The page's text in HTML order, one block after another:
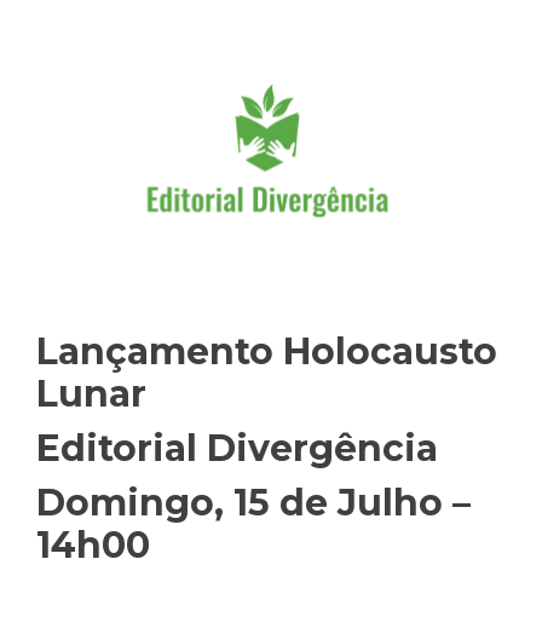
Lançamento Holocausto
Lunar
Editorial Divergência
Domingo, 15 de Julho –
14h00